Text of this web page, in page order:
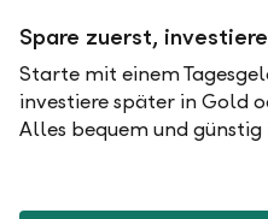
Spare zuerst,
Starte mit einem
investiere später in Gold
Alles bequem und